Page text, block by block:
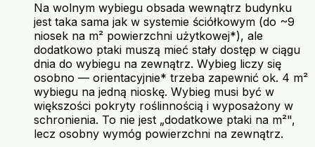
Na wolnym wybiegu obsada wewnątrz budynku
jest taka sama jak w systemie ściółkowym (do ~9
niosek na m² powierzchni użytkowej*), ale
dodatkowo ptaki muszą mieć stały dostęp w ciągu
dnia do wybiegu na zewnątrz. Wybieg liczy się
osobno — orientacyjnie* trzeba zapewnić ok. 4 m²
wybiegu na jedną nioskę. Wybieg musi być w
większości pokryty roślinnością i wyposażony w
schronienia. To nie jest „dodatkowe ptaki na m²",
lecz osobny wymóg powierzchni na zewnątrz.